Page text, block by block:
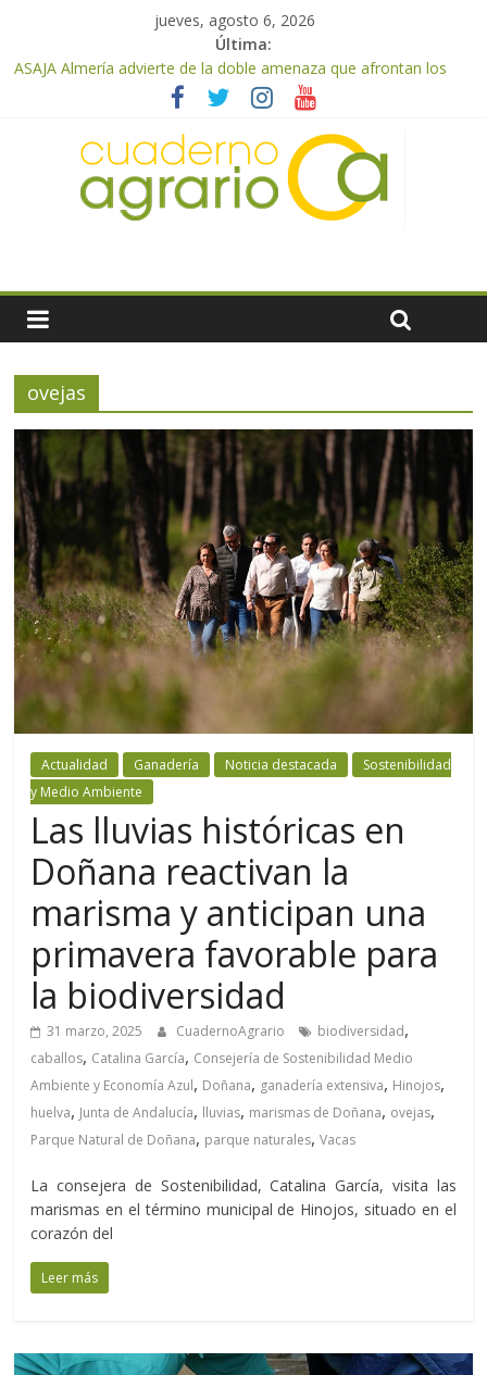
jueves, agosto 6, 2026
Última:
Cooperativas Agro-alimentarias de Andalucía celebra la
activación del mecanismo de regulación de oferta de aceite de
oliva para la próxima campaña
ASAJA Almería advierte de la doble amenaza que afrontan los
cítricos: la clorosis y la caída de los precios
ASAJA Almería: las primeras recolecciones de almendra
confirman una cosecha desigual marcada por las inclemencias
meteorológicas y la incertidumbre en los precios
remanentes disponibles
VÍDEO: Promoción y difusión de los valores de los alimentos de
origen cooperativo en escuelas de hostelería
ovejas
Actualidad Ganadería Noticia destacada
Sostenibilidad
y Medio Ambiente
Las lluvias históricas en
Doñana reactivan la
marisma y anticipan una
primavera favorable para
la biodiversidad
31 marzo, 2025 CuadernoAgrario biodiversidad,
caballos, Catalina García, Consejería de Sostenibilidad Medio
Ambiente y Economía Azul, Doñana, ganadería extensiva, Hinojos,
huelva, Junta de Andalucía, lluvias, marismas de Doñana, ovejas,
Parque Natural de Doñana, parque naturales,Vacas
La consejera de Sostenibilidad, Catalina García, visita las
marismas en el término municipal de Hinojos, situado en el
corazón del
Leer más